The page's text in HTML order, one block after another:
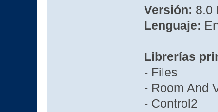
Versión: 8.0
Lenguaje:
Librerías
- Files
- Room And
- Control2